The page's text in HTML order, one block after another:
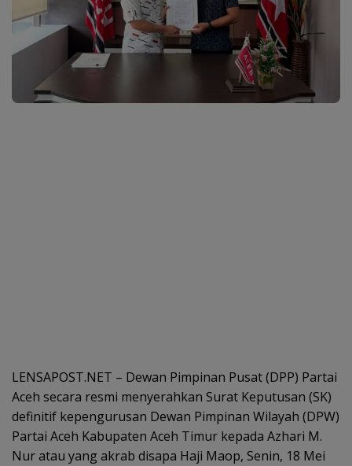
LENSAPOST.NET – Dewan Pimpinan Pusat (DPP) Partai
Aceh secara resmi menyerahkan Surat Keputusan (SK)
definitif kepengurusan Dewan Pimpinan Wilayah (DPW)
Partai Aceh Kabupaten Aceh Timur kepada Azhari M.
Nur atau yang akrab disapa Haji Maop, Senin, 18 Mei